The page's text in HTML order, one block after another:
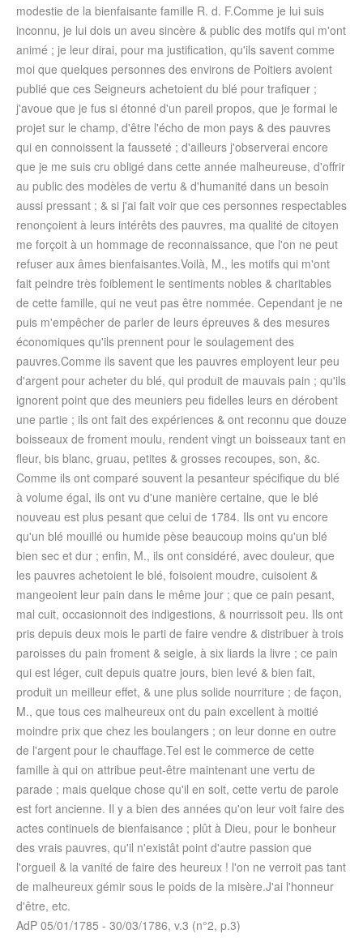
modestie de la bienfaisante famille R. d. F.Comme je lui suis
inconnu, je lui dois un aveu sincère & public des motifs qui m'ont
animé ; je leur dirai, pour ma justification, qu'ils savent comme
moi que quelques personnes des environs de Poitiers avoient
publié que ces Seigneurs achetoient du blé pour trafiquer ;
j'avoue que je fus si étonné d'un pareil propos, que je formai le
projet sur le champ, d'être l'écho de mon pays & des pauvres
qui en connoissent la fausseté ; d'ailleurs j'observerai encore
que je me suis cru obligé dans cette année malheureuse, d'offrir
au public des modèles de vertu & d'humanité dans un besoin
aussi pressant ; & si j'ai fait voir que ces personnes respectables
renonçoient à leurs intérêts des pauvres, ma qualité de citoyen
me forçoit à un hommage de reconnaissance, que l'on ne peut
refuser aux âmes bienfaisantes.Voilà, M., les motifs qui m'ont
fait peindre très foiblement le sentiments nobles & charitables
de cette famille, qui ne veut pas être nommée. Cependant je ne
puis m'empêcher de parler de leurs épreuves & des mesures
économiques qu'ils prennent pour le soulagement des
pauvres.Comme ils savent que les pauvres employent leur peu
d'argent pour acheter du blé, qui produit de mauvais pain ; qu'ils
ignorent point que des meuniers peu fidelles leurs en dérobent
une partie ; ils ont fait des expériences & ont reconnu que douze
boisseaux de froment moulu, rendent vingt un boisseaux tant en
fleur, bis blanc, gruau, petites & grosses recoupes, son, &c.
Comme ils ont comparé souvent la pesanteur spécifique du blé
à volume égal, ils ont vu d'une manière certaine, que le blé
nouveau est plus pesant que celui de 1784. Ils ont vu encore
qu'un blé mouillé ou humide pèse beaucoup moins qu'un blé
bien sec et dur ; enfin, M., ils ont considéré, avec douleur, que
les pauvres achetoient le blé, foisoient moudre, cuisoient &
mangeoient leur pain dans le même jour ; que ce pain pesant,
mal cuit, occasionnoit des indigestions, & nourrissoit peu. Ils ont
pris depuis deux mois le parti de faire vendre & distribuer à trois
paroisses du pain froment & seigle, à six liards la livre ; ce pain
qui est léger, cuit depuis quatre jours, bien levé & bien fait,
produit un meilleur effet, & une plus solide nourriture ; de façon,
M., que tous ces malheureux ont du pain excellent à moitié
moindre prix que chez les boulangers ; on leur donne en outre
de l'argent pour le chauffage.Tel est le commerce de cette
famille à qui on attribue peut-être maintenant une vertu de
parade ; mais quelque chose qu'il en soit, cette vertu de parole
est fort ancienne. Il y a bien des années qu'on leur voit faire des
actes continuels de bienfaisance ; plût à Dieu, pour le bonheur
des vrais pauvres, qu'il n'existât point d'autre passion que
l'orgueil & la vanité de faire des heureux ! l'on ne verroit pas tant
de malheureux gémir sous le poids de la misère.J'ai l'honneur
d'être, etc.
AdP 05/01/1785 - 30/03/1786, v.3 (n°2, p.3)